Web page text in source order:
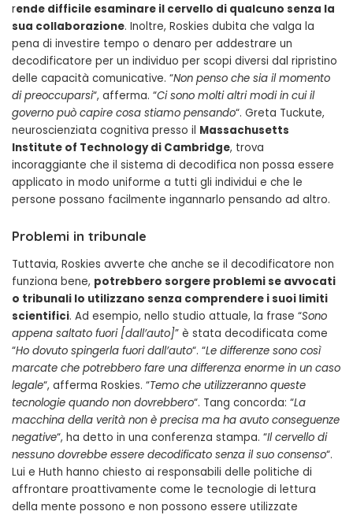
rende difficile esaminare il cervello di qualcuno senza la
sua collaborazione. Inoltre, Roskies dubita che valga la
pena di investire tempo o denaro per addestrare un
decodificatore per un individuo per scopi diversi dal ripristino
delle capacità comunicative. “Non penso che sia il momento
di preoccuparsi“, afferma. “Ci sono molti altri modi in cui il
governo può capire cosa stiamo pensando“. Greta Tuckute,
neuroscienziata cognitiva presso il Massachusetts
Institute of Technology di Cambridge, trova
incoraggiante che il sistema di decodifica non possa essere
applicato in modo uniforme a tutti gli individui e che le
persone possano facilmente ingannarlo pensando ad altro.
Problemi in tribunale
Tuttavia, Roskies avverte che anche se il decodificatore non
funziona bene, potrebbero sorgere problemi se avvocati
o tribunali lo utilizzano senza comprendere i suoi limiti
scientifici. Ad esempio, nello studio attuale, la frase “Sono
appena saltato fuori [dall’auto]” è stata decodificata come
“Ho dovuto spingerla fuori dall’auto“. “Le differenze sono così
marcate che potrebbero fare una differenza enorme in un caso
legale“, afferma Roskies. “Temo che utilizzeranno queste
tecnologie quando non dovrebbero“. Tang concorda: “La
macchina della verità non è precisa ma ha avuto conseguenze
negative“, ha detto in una conferenza stampa. “Il cervello di
nessuno dovrebbe essere decodificato senza il suo consenso“.
Lui e Huth hanno chiesto ai responsabili delle politiche di
affrontare proattivamente come le tecnologie di lettura
della mente possono e non possono essere utilizzate